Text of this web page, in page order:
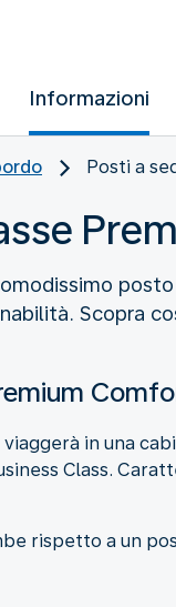
Informazioni
Posti a
Scopra
in una
Class.
rispetto a un